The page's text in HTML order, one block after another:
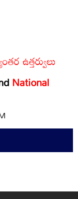
ఉత్తర్వులు
National